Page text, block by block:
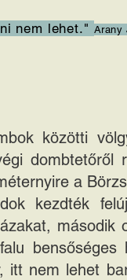
nem lehet." Arany
közötti
dombtetőről
a
kezdték
második
bensőséges
itt nem lehet